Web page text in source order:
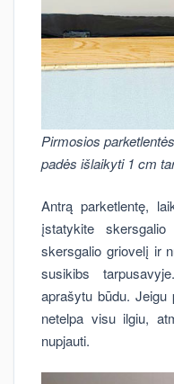
Pirmosios
padės išlaikyti 1 cm
Antrą parketlentę,
įstatykite
skersgalio griovelį ir
susikibs
aprašytu būdu. Jeigu
netelpa visu ilgiu,
nupjauti.